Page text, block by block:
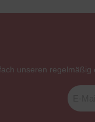
unseren
E-
Mail-